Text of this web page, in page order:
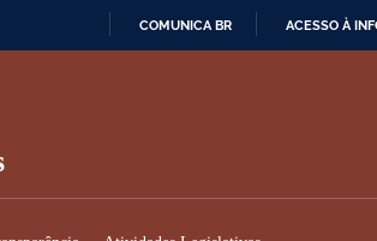
COMUNICA BR ACESSO À